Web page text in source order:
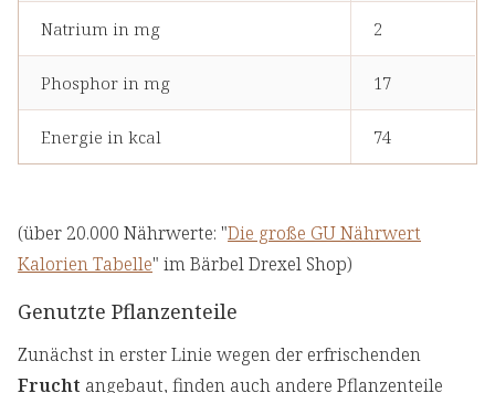
Natrium in mg 2
Phosphor in mg 17
Energie in kcal 74
(über 20.000 Nährwerte: "Die große GU Nährwert
Kalorien Tabelle" im Bärbel Drexel Shop)
Genutzte Pflanzenteile
Zunächst in erster Linie wegen der erfrischenden
Frucht angebaut, finden auch andere Pflanzenteile